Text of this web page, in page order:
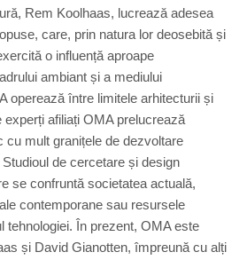
Rem Koolhaas, lucrează adesea
care, prin natura lor deosebită și
o influență aproape
ambiant și a mediului
operează între limitele arhitecturii și
experți afiliați OMA prelucrează
cu mult granițele de dezvoltare
de cercetare și design
se confruntă societatea actuală,
contemporane sau resursele
tehnologiei. În prezent, OMA este
și David Gianotten, împreună cu alți